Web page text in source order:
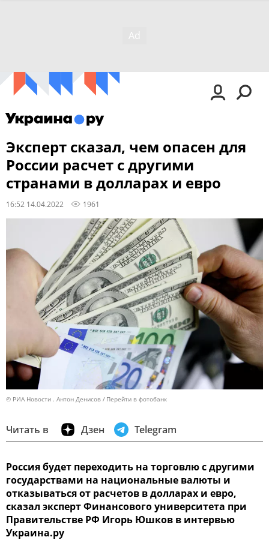
Эксперт сказал, чем опасен для
России расчет с другими
странами в долларах и евро
16:52 14.04.2022 1961
© РИА Новости . Антон Денисов Перейти в фотобанк
Читать в Дзен Telegram
Россия будет переходить на торговлю с другими
государствами на национальные валюты и
отказываться от расчетов в долларах и евро,
сказал эксперт Финансового университета при
Правительстве РФ Игорь Юшков в интервью
Украина.ру